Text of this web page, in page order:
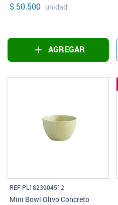
$ 50.500 unidad
AGREGAR
REF PL1823904512
Mini Bowl Olivo Concreto